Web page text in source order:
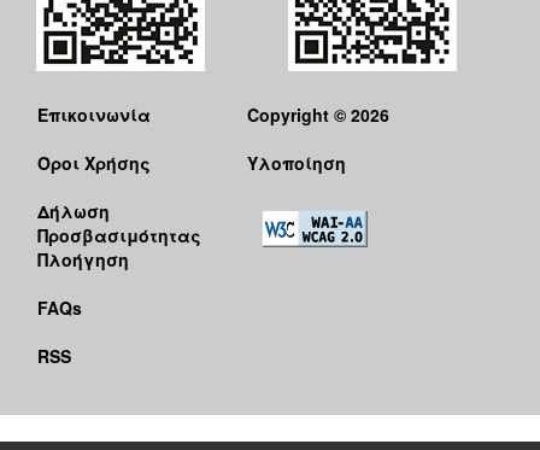
Επικοινωνία
Όροι Χρήσης
Δήλωση
Προσβασιμότητας
Πλοήγηση
FAQs
RSS
Copyright © 2026
Υλοποίηση